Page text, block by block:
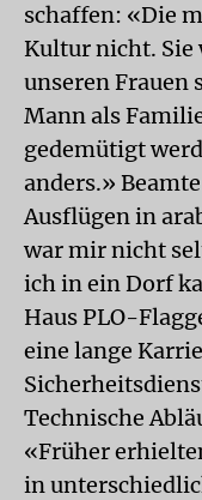
schaffen: «Die
Kultur nicht. Sie
unseren Frauen
Mann als
gedemütigt
anders.»
Ausflügen in
war mir nicht
ich in ein Dorf
Haus PLO-
eine lange
Technische
«Früher
in